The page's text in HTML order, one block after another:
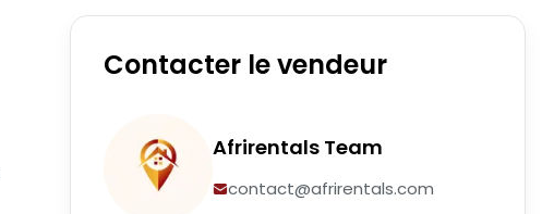
Contacter le vendeur
Afrirentals Team
contact@afrirentals.com